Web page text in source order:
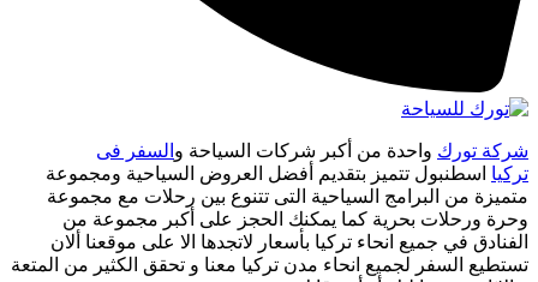
شركة تورك واحدة من أكبر شركات السياحة و السفر فى
تركيا اسطنبول تتميز بتقديم أفضل العروض السياحية ومجموعة
متميزة من البرامج السياحية التى تتنوع بين رحلات مع مجموعة
وحرة ورحلات بحرية كما يمكنك الحجز على أكبر مجموعة من
الفنادق في جميع انحاء تركيا بأسعار لاتجدها الا على موقعنا ألان
تستطيع السفر لجميع انحاء مدن تركيا معنا و تحقق الكثير من المتعة